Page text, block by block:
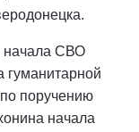
начала СВО
гуманитарной
поручению
начала